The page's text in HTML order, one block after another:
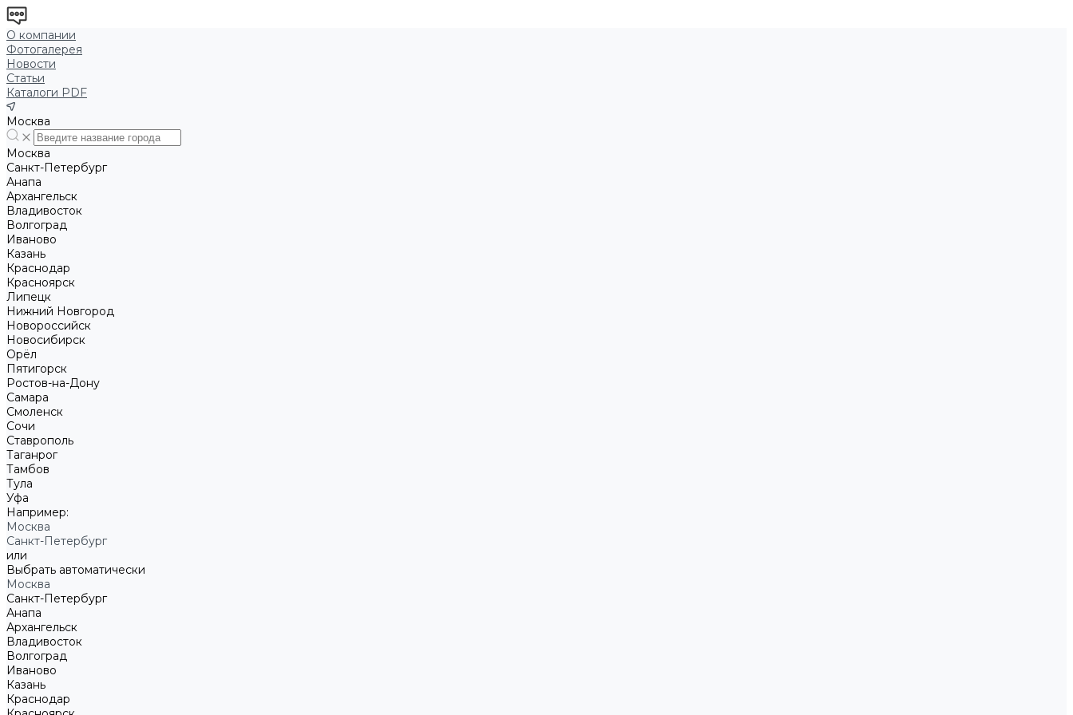
О компании
Фотогалерея
Новости
Статьи
Каталоги PDF
Москва
Москва
Санкт-Петербург
Анапа
Архангельск
Владивосток
Волгоград
Иваново
Казань
Краснодар
Красноярск
Липецк
Нижний Новгород
Новороссийск
Новосибирск
Орёл
Пятигорск
Ростов-на-Дону
Самара
Смоленск
Сочи
Ставрополь
Таганрог
Тамбов
Тула
Уфа
Например:
Москва
Санкт-Петербург
или
Выбрать автоматически
Москва
Санкт-Петербург
Анапа
Архангельск
Владивосток
Волгоград
Иваново
Казань
Краснодар